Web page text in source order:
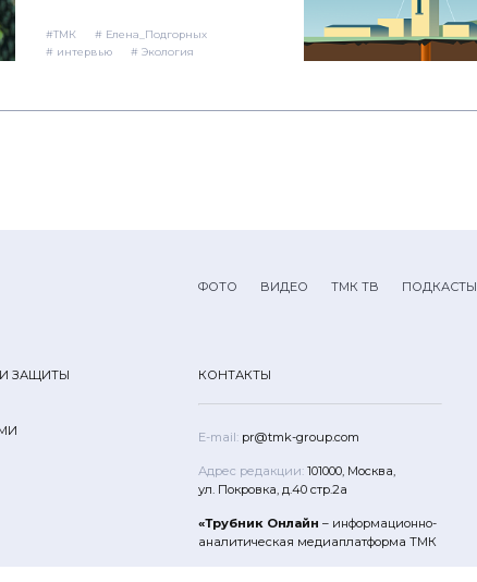
экологически
ответственного
#ТМК
# Елена_Подгорных
# интервью
# Экология
ФОТО ВИДЕО ТМК ТВ ПОДКАСТЫ
ЗАЩИТЫ
КОНТАКТЫ
E-mail: pr@tmk-group.com
Адрес редакции: 101000, Москва,
ул. Покровка, д.40 стр.2а
«Трубник Онлайн – информационно-
аналитическая медиаплатформа ТМК